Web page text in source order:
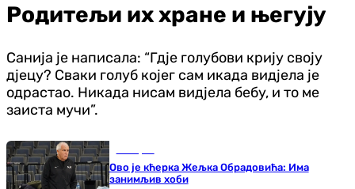
Родитељи их хране и његују
Санија је написала: “Гдје голубови крију своју
дјецу? Сваки голуб којег сам икада видјела је
одрастао. Никада нисам видјела бебу, и то ме
заиста мучи”.
Ово је кћерка Жељка Обрадовића: Има
занимљив хоби